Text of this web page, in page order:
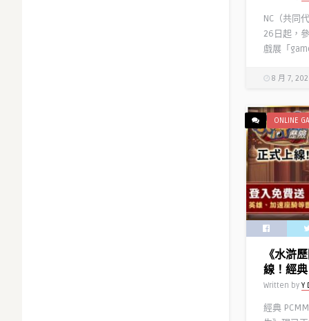
NC（共同
26日起，
戲展「
8 月 7,
ONLINE
《水滸
線！經
Written by Y
經典